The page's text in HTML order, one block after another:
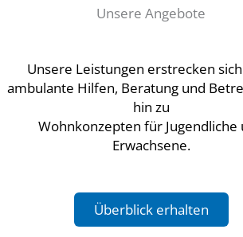
Unsere Angebote
Unsere Leistungen erstrecken
ambulante Hilfen, Beratung und
hin zu
Wohnkonzepten für Jugendliche
Erwachsene.
Überblick erhalten